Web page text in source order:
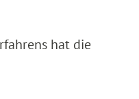
hat die